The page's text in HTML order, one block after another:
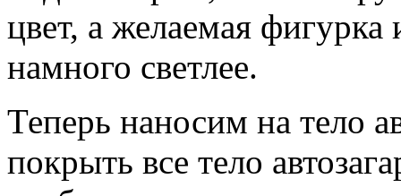
цвет, а желаемая
намного светлее.
Теперь наносим на тело
покрыть все тело